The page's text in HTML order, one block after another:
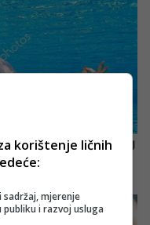
korištenje ličnih
mjerenje
publiku i razvoj usluga